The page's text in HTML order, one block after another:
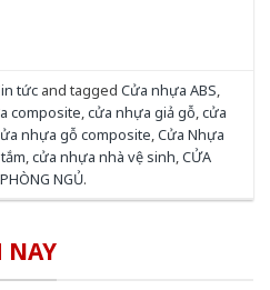
tức and tagged Cửa nhựa ABS,
composite,cửa nhựa giả gỗ,cửa
nhựa gỗ composite,Cửa Nhựa
,cửa nhựa nhà vệ sinh,CỬA
NGỦ.
NAY